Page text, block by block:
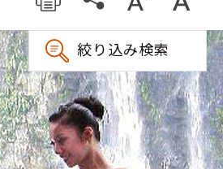
絞り込み検索